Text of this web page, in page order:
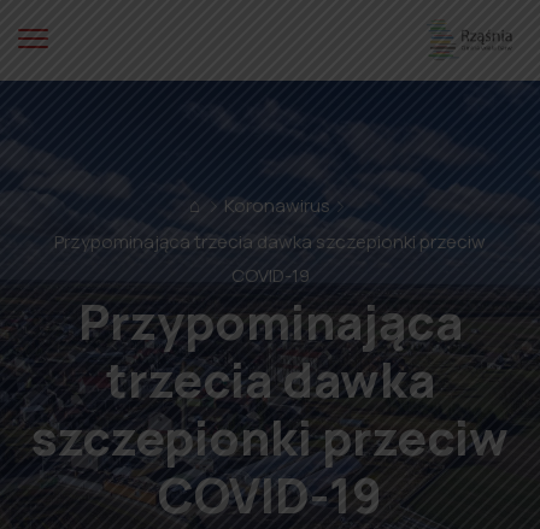
⌂
Koronawirus
Przypominająca trzecia dawka szczepionki przeciw
COVID-19
Przypominająca
trzecia dawka
szczepionki przeciw
COVID-19